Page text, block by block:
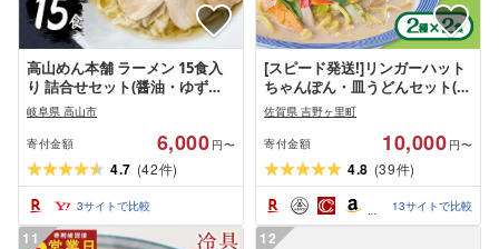
高山めん本舗 ラーメン 15食入
り 詰合せセット(醤油・ゆず
塩・ちゃんぽん)| 高山ラーメン
ちゃんぽん麺 食べ比べ 簡易包
装 スープ付きちぢれ麺 飛騨高
山 高山めん本舗 JM003VP
岐阜県 高山市
寄付金額 6,000 円〜
4.7 (42件)
3サイトで比較
[スピード発送!]リンガーハット
ちゃんぽん・皿うどんセット(各
2食)あの人気店の味をおうち
で!| チャンポン 皿うどん ちゃ
んぽん麺 |吉野ヶ里町/リンガー
フーズ
佐賀県 吉野ヶ里町
寄付金額 10,000 円〜
4.8 (39件)
13サイトで比較
11 12